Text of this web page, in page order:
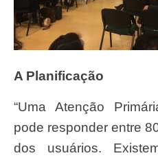
A Planificação
“Uma Atenção Primária em Saúde robusta
pode responder entre
dos usuários.